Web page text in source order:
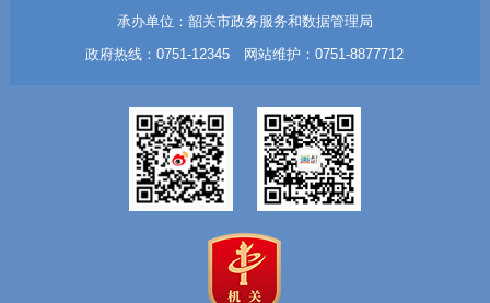
承办单位：韶关市政务服务和数据管理局
政府热线：0751-12345 网站维护：0751-8877712